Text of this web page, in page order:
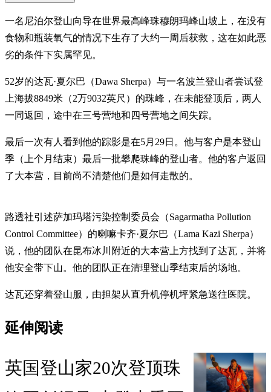
一名尼泊尔登山向导在世界最高峰珠穆朗玛峰山坡上，在没有
食物和瓶装氧气的情况下生存了大约一周后获救，这在如此恶
劣的条件下实属罕见。
52岁的达瓦·夏尔巴（Dawa Sherpa）与一名波兰登山者尝试登
上海拔8849米（2万9032英尺）的珠峰，在未能登顶后，两人
一同返回，途中在三号营地和四号营地之间失踪。
最后一次有人看到他的踪影是在5月29日。他与客户是本登山
季（上个月结束）最后一批攀爬珠峰的登山者。他的客户返回
了大本营，目前尚不清楚他们是如何走散的。
路透社引述萨加玛塔污染控制委员会（Sagarmatha Pollution
Control Committee）的喇嘛卡齐·夏尔巴（Lama Kazi Sherpa）
说，他的团队在昆布冰川附近的大本营上方找到了达瓦，并将
他安全带下山。他的团队正在清理登山季结束后的场地。
达瓦还穿着登山服，由担架从直升机停机坪紧急送往医院。
延伸阅读
英国登山家20次登顶珠